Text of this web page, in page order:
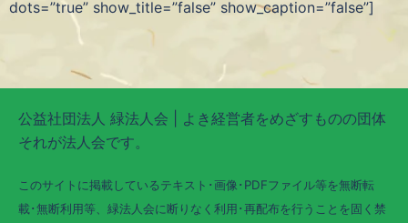
dots=”true” show_title=”false” show_caption=”false”]
公益社団法人 緑法人会 | よき経営者をめざすものの団体
それが法人会です。
このサイトに掲載しているテキスト･画像･PDFファイル等を無断転
載･無断利用等、緑法人会に断りなく利用･再配布を行うことを固く禁